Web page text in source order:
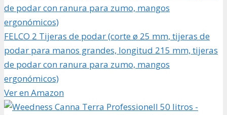
FELCO 2 Tijeras de podar (corte ø 25 mm, tijeras de
podar para manos grandes, longitud 215 mm, tijeras
de podar con ranura para zumo, mangos
ergonómicos)
Ver en Amazon